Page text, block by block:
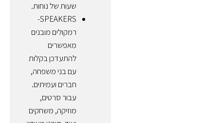
שעות של נוחות.
SPEAKERS-
רמקולים מובנים
מאפשרים
להתעדכן בקלות
עם בני משפחה,
חברים ועמיתים.
עבור סרטים,
מוזיקה, משחקים